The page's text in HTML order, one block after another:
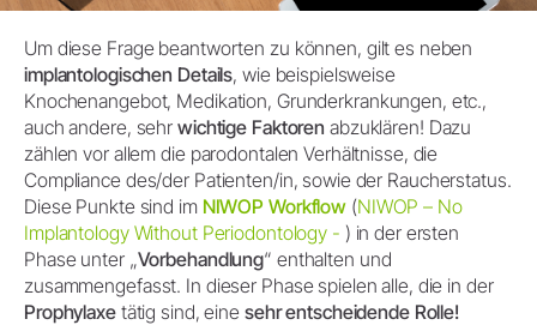
Um diese Frage beantworten zu können, gilt es neben
implantologischen Details, wie beispielsweise
Knochenangebot, Medikation, Grunderkrankungen, etc.,
auch andere, sehr wichtige Faktoren abzuklären! Dazu
zählen vor allem die parodontalen Verhältnisse, die
Compliance des/der Patienten/in, sowie der Raucherstatus.
Diese Punkte sind im NIWOP Workflow (NIWOP – No
Implantology Without Periodontology - ) in der ersten
Phase unter „Vorbehandlung“ enthalten und
zusammengefasst. In dieser Phase spielen alle, die in der
Prophylaxe tätig sind, eine sehr entscheidende Rolle!